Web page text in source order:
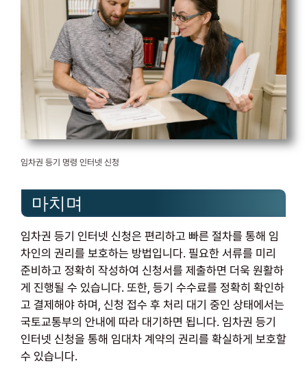
임차권 등기 명령 인터넷 신청
마치며
임차권 등기 인터넷 신청은 편리하고 빠른 절차를 통해 임
차인의 권리를 보호하는 방법입니다. 필요한 서류를 미리
준비하고 정확히 작성하여 신청서를 제출하면 더욱 원활하
게 진행될 수 있습니다. 또한, 등기 수수료를 정확히 확인하
고 결제해야 하며, 신청 접수 후 처리 대기 중인 상태에서는
국토교통부의 안내에 따라 대기하면 됩니다. 임차권 등기
인터넷 신청을 통해 임대차 계약의 권리를 확실하게 보호할
수 있습니다.